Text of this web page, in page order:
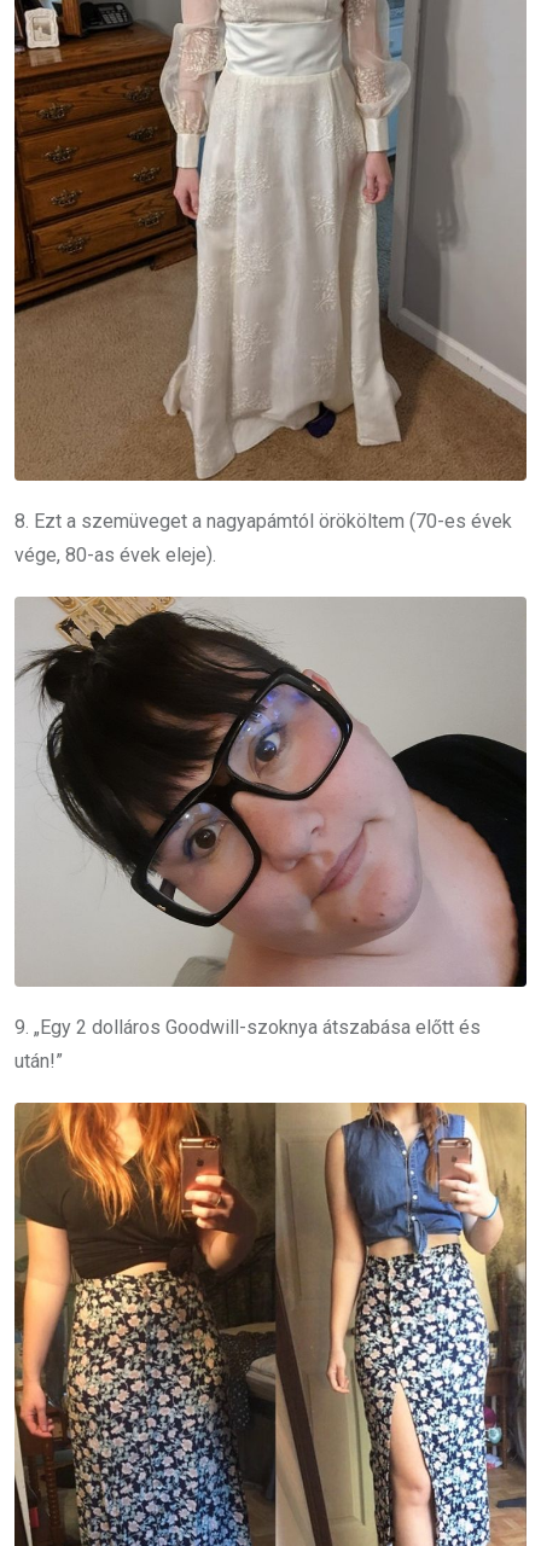
8. Ezt a szemüveget a nagyapámtól örököltem (70-es évek
vége, 80-as évek eleje).
9. „Egy 2 dolláros Goodwill-szoknya átszabása előtt és
után!”